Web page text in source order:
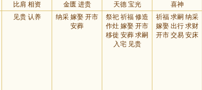
比肩 相资 金匮 进贵 天德 宝光 喜神
见贵 认养
纳采 嫁娶 开市
安葬
祭祀 祈福 修造
作灶 嫁娶 开市
移徙 安葬 求嗣
入宅 见贵
祈福 求嗣 纳采
嫁娶 出行 求财
开市 交易 安床